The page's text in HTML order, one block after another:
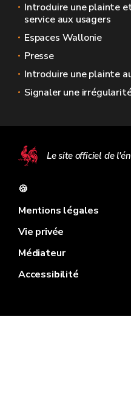
Introduire une plainte
service aux usagers
Espaces Wallonie
Presse
Introduire une plainte
Signaler une
Le site officiel de
🍪
Mentions légales
Vie privée
Médiateur
Accessibilité